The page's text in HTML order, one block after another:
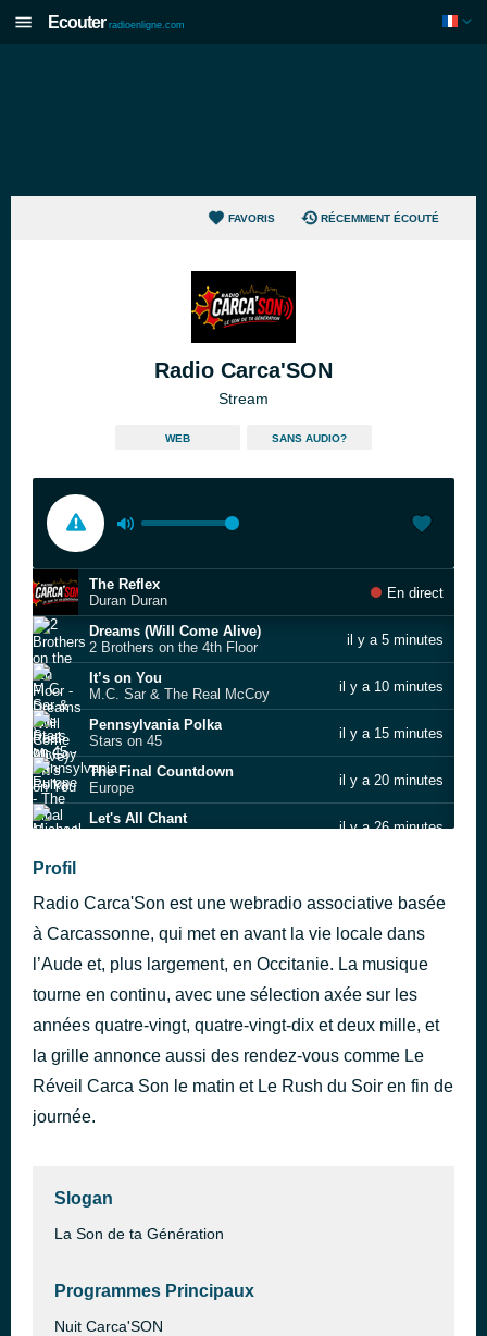
Ecouter radioenligne.com
FAVORIS RÉCEMMENT ÉCOUTÉ
Radio Carca'SON
Stream
WEB SANS AUDIO?
The Reflex
Duran Duran
En direct
Dreams (Will Come Alive)
2 Brothers on the 4th Floor
il y a 5 minutes
It’s on You
M.C. Sar & The Real McCoy
il y a 10 minutes
Pennsylvania Polka
Stars on 45
il y a 15 minutes
The Final Countdown
Europe
il y a 20 minutes
Let's All Chant
il y a 26 minutes
Don’t Leave Me This Way
Harold Melvin & The Blue Notes
Just An Illusion
Imagination
il y a 46 minutes
Ça c'est vraiment toi
Skool Bastards vs. Téléphone
Profil
Radio Carca'Son est une webradio associative basée
à Carcassonne, qui met en avant la vie locale dans
l’Aude et, plus largement, en Occitanie. La musique
tourne en continu, avec une sélection axée sur les
années quatre-vingt, quatre-vingt-dix et deux mille, et
la grille annonce aussi des rendez-vous comme Le
Réveil Carca Son le matin et Le Rush du Soir en fin de
journée.
Slogan
La Son de ta Génération
Programmes Principaux
Nuit Carca'SON